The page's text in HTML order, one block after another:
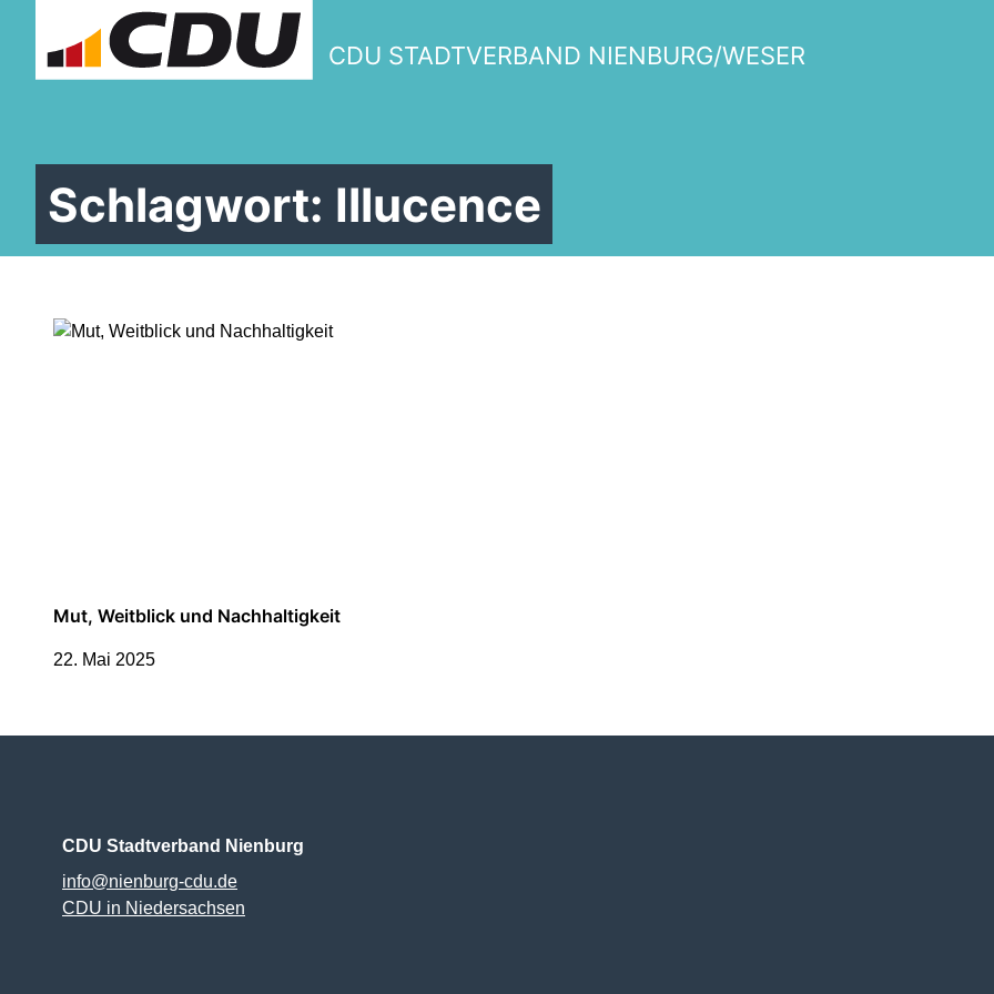
CDU STADTVERBAND NIENBURG/WESER
Termine
Willkommen bei der Frauen
Schlagwort: Illucence
Mut, Weitblick und Nachhaltigkeit
22. Mai 2025
CDU Stadtverband Nienburg
info@nienburg-cdu.de
CDU in Niedersachsen